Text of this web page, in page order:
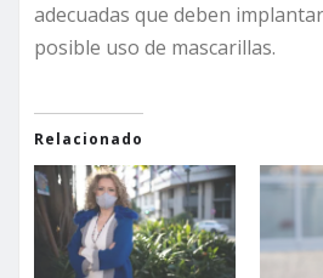
adecuadas que deben
posible uso de mascarillas.
Relacionado